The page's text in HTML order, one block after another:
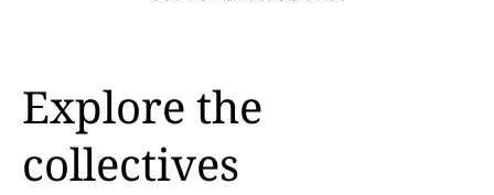
Explore the
collectives